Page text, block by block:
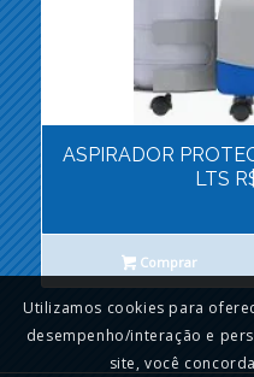
ASPIRADOR
LTS
Comprar
Utilizamos cookies para
desempenho/interação e
site, você